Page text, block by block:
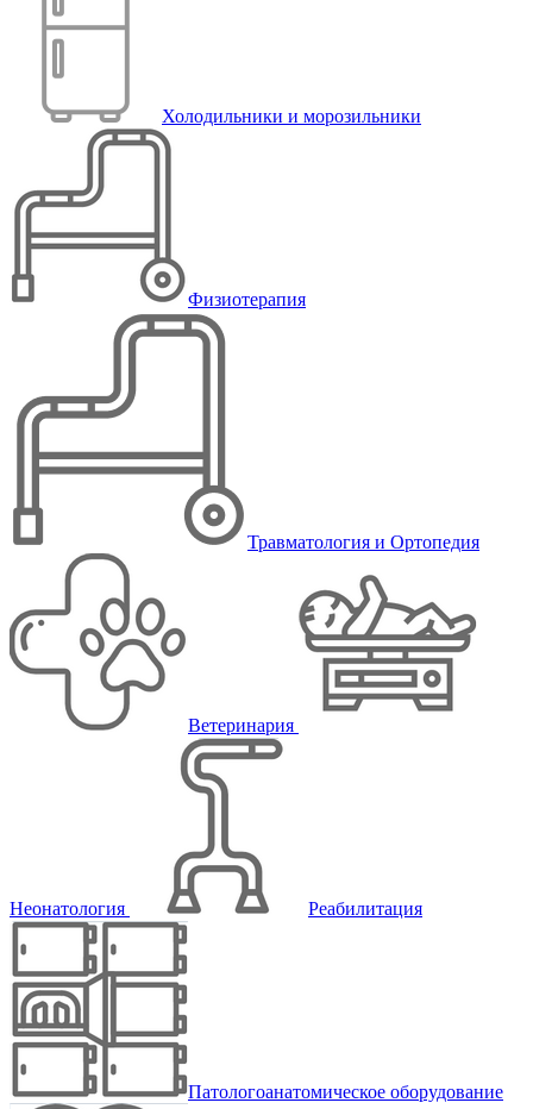
Холодильники и морозильники
Физиотерапия
Травматология и Ортопедия
Ветеринария
Неонатология Реабилитация
Патологоанатомическое оборудование